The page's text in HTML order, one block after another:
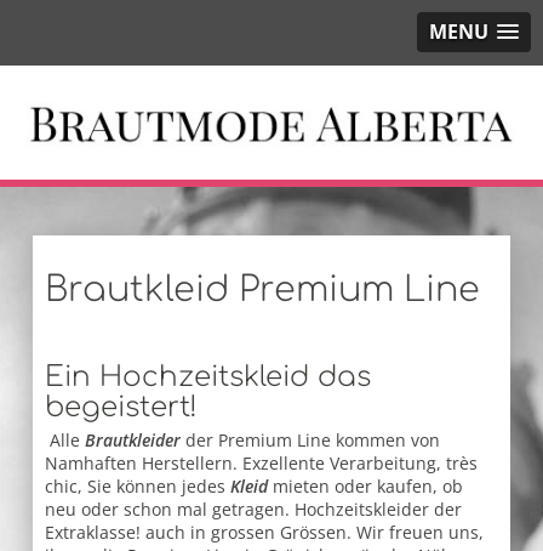
MENU
Brautkleid Premium Line
Ein Hochzeitskleid das
begeistert!
AlleBrautkleider der Premium Line kommen von
Namhaften Herstellern. Exzellente Verarbeitung, très
chic, Sie können jedesKleidmieten oder kaufen, ob
neu oder schon mal getragen. Hochzeitskleider der
Extraklasse! auch in grossen Grössen. Wir freuen uns,